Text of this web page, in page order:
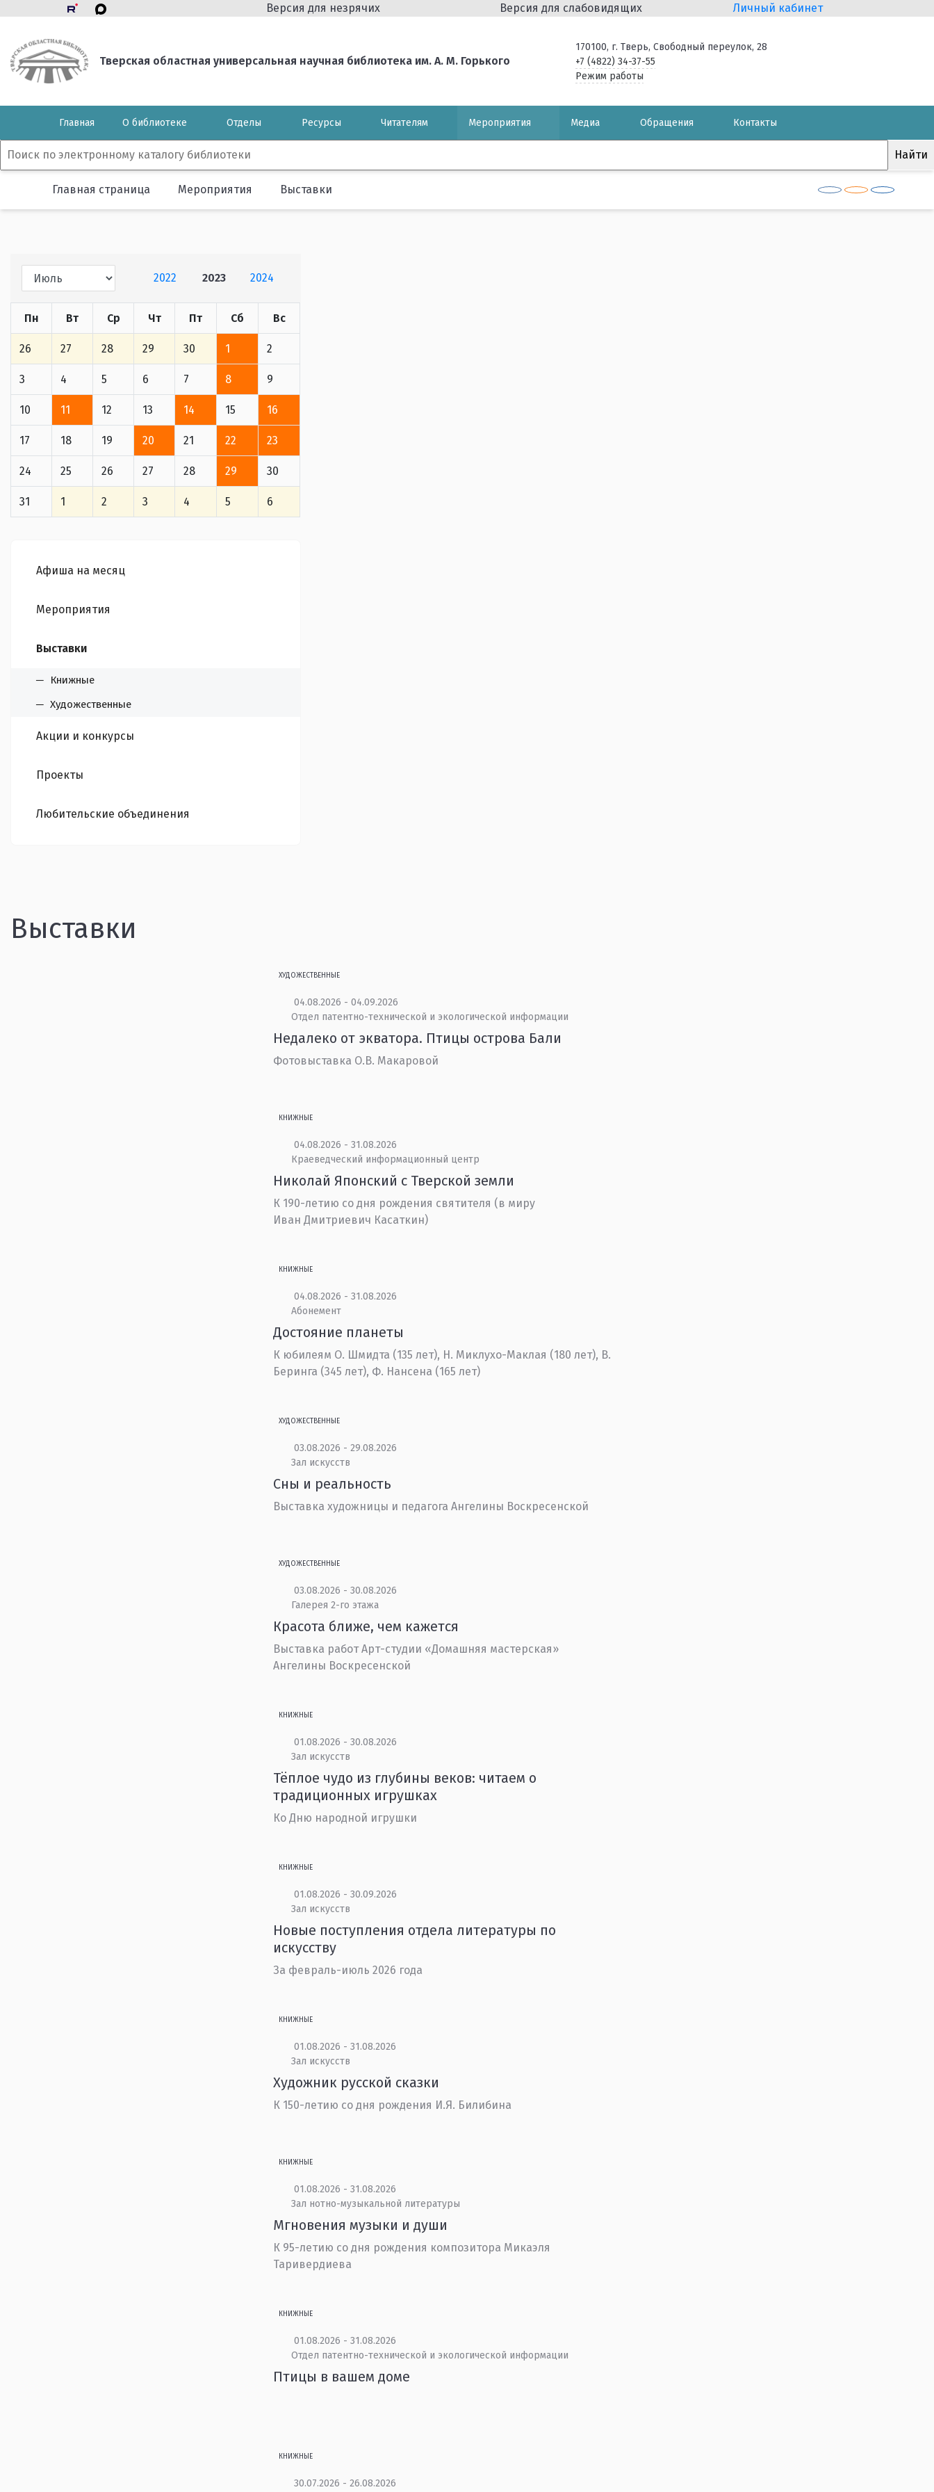
Версия для незрячих Версия для слабовидящих Личный кабинет
Тверская областная универсальная научная библиотека им. А. М. Горького
170100, г. Тверь, Свободный переулок, 28
+7 (4822) 34-37-55
Режим работы
Главная О библиотеке Отделы Ресурсы Читателям Мероприятия Медиа Обращения Контакты
Главная страница Мероприятия Выставки
2022 2023 2024
Пн Вт Ср Чт Пт Сб Вс
26 27 28 29 30 1 2
3 4 5 6 7 8 9
10 11 12 13 14 15 16
17 18 19 20 21 22 23
24 25 26 27 28 29 30
31 1 2 3 4 5 6
Афиша на месяц
Мероприятия
Выставки
Книжные
Художественные
Акции и конкурсы
Проекты
Любительские объединения
Выставки
ХУДОЖЕСТВЕННЫЕ
04.08.2026 - 04.09.2026
Отдел патентно-технической и экологической информации
Недалеко от экватора. Птицы острова Бали
Фотовыставка О.В. Макаровой
КНИЖНЫЕ
04.08.2026 - 31.08.2026
Краеведческий информационный центр
Николай Японский с Тверской земли
К 190-летию со дня рождения святителя (в миру
Иван Дмитриевич Касаткин)
КНИЖНЫЕ
04.08.2026 - 31.08.2026
Абонемент
Достояние планеты
К юбилеям О. Шмидта (135 лет), Н. Миклухо-Маклая (180 лет), В.
Беринга (345 лет), Ф. Нансена (165 лет)
ХУДОЖЕСТВЕННЫЕ
03.08.2026 - 29.08.2026
Зал искусств
Сны и реальность
Выставка художницы и педагога Ангелины Воскресенской
ХУДОЖЕСТВЕННЫЕ
03.08.2026 - 30.08.2026
Галерея 2-го этажа
Красота ближе, чем кажется
Выставка работ Арт-студии «Домашняя мастерская»
Ангелины Воскресенской
КНИЖНЫЕ
01.08.2026 - 30.08.2026
Зал искусств
Тёплое чудо из глубины веков: читаем о
традиционных игрушках
Ко Дню народной игрушки
КНИЖНЫЕ
01.08.2026 - 30.09.2026
Зал искусств
Новые поступления отдела литературы по
искусству
За февраль-июль 2026 года
КНИЖНЫЕ
01.08.2026 - 31.08.2026
Зал искусств
Художник русской сказки
К 150-летию со дня рождения И.Я. Билибина
КНИЖНЫЕ
01.08.2026 - 31.08.2026
Зал нотно-музыкальной литературы
Мгновения музыки и души
К 95-летию со дня рождения композитора Микаэля
Таривердиева
КНИЖНЫЕ
01.08.2026 - 31.08.2026
Отдел патентно-технической и экологической информации
Птицы в вашем доме
КНИЖНЫЕ
30.07.2026 - 26.08.2026